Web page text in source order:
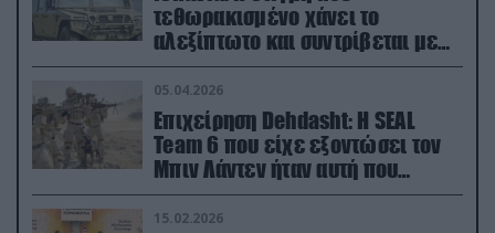
τεθωρακισμένο χάνει το
αλεξίπτωτο και συντρίβεται με
ορμή στο έδαφος (βίντεο)
05.04.2026
Επιχείρηση Dehdasht: Η SEAL
Team 6 που είχε εξοντώσει τον
Μπιν Λάντεν ήταν αυτή που
διέσωσε τον πιλότο του F-15
15.02.2026